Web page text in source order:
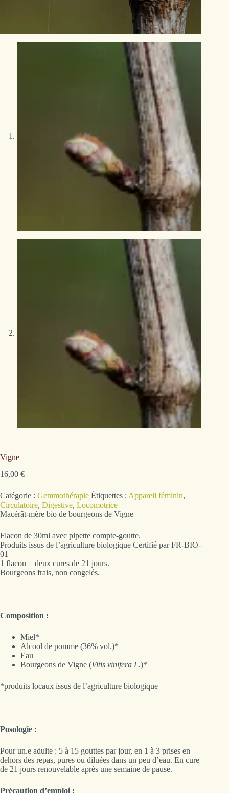
Vigne
16,00 €
Catégorie : Gemmothérapie Étiquettes : Appareil féminin,
Circulatoire, Digestive, Locomotrice
Macérât-mère bio de bourgeons de Vigne
Flacon de 30ml avec pipette compte-goutte.
Produits issus de l’agriculture biologique Certifié par FR-BIO-
01
1 flacon = deux cures de 21 jours.
Bourgeons frais, non congelés.
Composition :
Miel*
Alcool de pomme (36% vol.)*
Eau
Bourgeons de Vigne (Vitis vinifera L.)*
*produits locaux issus de l’agriculture biologique
Posologie :
Pour un.e adulte : 5 à 15 gouttes par jour, en 1 à 3 prises en
dehors des repas, pures ou diluées dans un peu d’eau. En cure
de 21 jours renouvelable après une semaine de pause.
Précaution d’emploi :